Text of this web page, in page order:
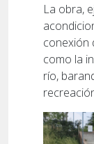
La obra,
conexión
como la
río,